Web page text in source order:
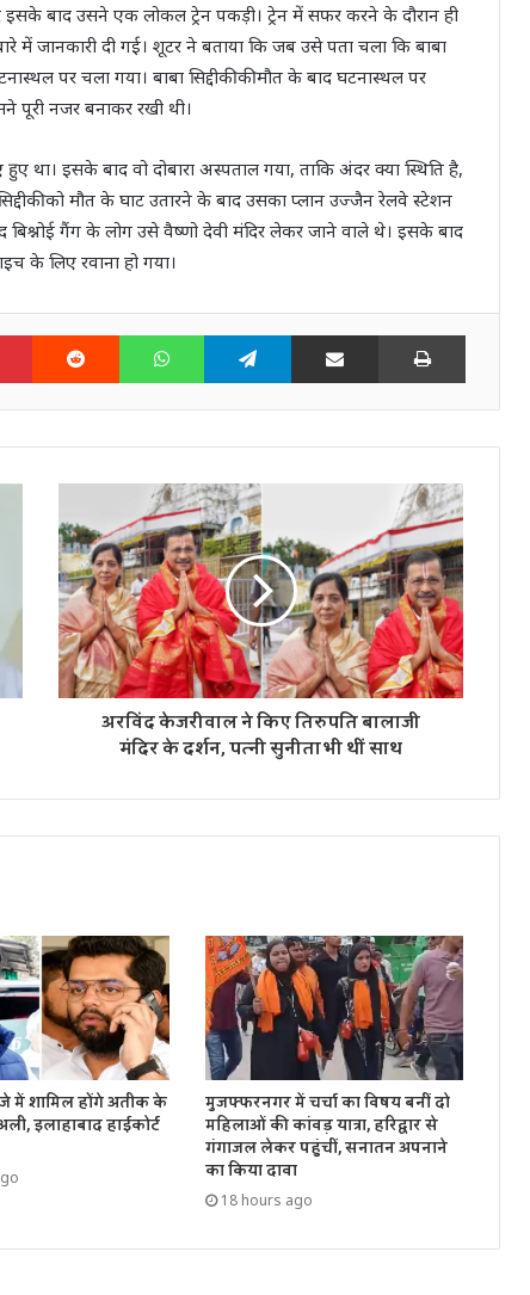
बाद उसने एक लोकल ट्रेन पकड़ी। ट्रेन में सफर करने के दौरान ही
में जानकारी दी गई। शूटर ने बताया कि जब उसे पता चला कि बाबा
पर चला गया। बाबा सिद्दीकी की मौत के बाद घटनास्थल पर
पूरी नजर बनाकर रखी थी।
था। इसके बाद वो दोबारा अस्पताल गया, ताकि अंदर क्या स्थिति है,
को मौत के घाट उतारने के बाद उसका प्लान उज्जैन रेलवे स्टेशन
गैंग के लोग उसे वैष्णो देवी मंदिर लेकर जाने वाले थे। इसके बाद
के लिए रवाना हो गया।
Pinterest Reddit WhatsAppTelegram Share via Email Print
अरविंद केजरीवाल ने किए तिरुपति बालाजी
मंदिर के दर्शन, पत्नी सुनीता भी थीं साथ
में शामिल होंगे अतीक के
इलाहाबाद हाईकोर्ट
मुजफ्फरनगर में चर्चा का विषय बनीं दो
महिलाओं की कांवड़ यात्रा, हरिद्वार से
गंगाजल लेकर पहुंचीं, सनातन अपनाने
का किया दावा
18 hours ago